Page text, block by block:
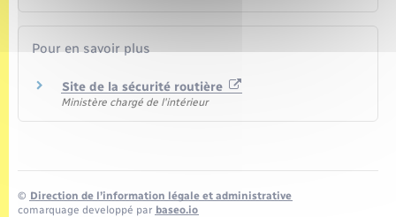
Pour en savoir plus
Site de la sécurité routière
Ministère chargé de l'intérieur
© Direction de l’information légale et administrative
comarquage developpé par baseo.io